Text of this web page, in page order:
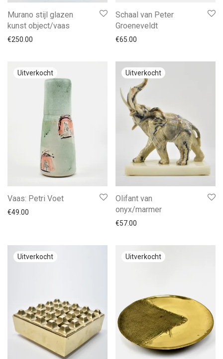
Murano stijl glazen
kunst object/vaas
€250.00
Schaal van Peter
Groeneveldt
€65.00
Vaas: Petri Voet
€49.00
Olifant van
onyx/marmer
€57.00